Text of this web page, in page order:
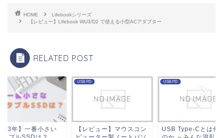
HOME
Lifebookシリーズ
【レビュー】Lifebook WU3/D2 で使える小型ACアダプター
RELATED POST
USB PD
レビュー】マウスコン
USB PD
USB Type-Cとは何者な
SSD
【2023年】一番